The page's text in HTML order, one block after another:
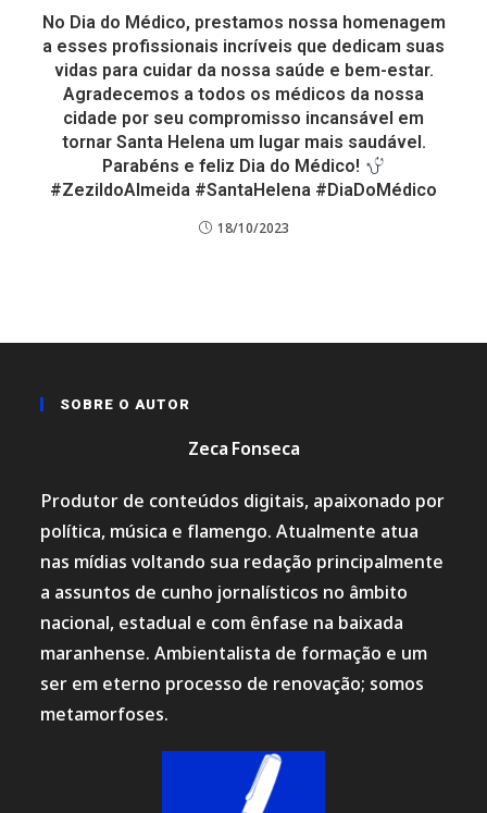
No Dia do Médico, prestamos nossa homenagem
a esses profissionais incríveis que dedicam suas
vidas para cuidar da nossa saúde e bem-estar.
Agradecemos a todos os médicos da nossa
cidade por seu compromisso incansável em
tornar Santa Helena um lugar mais saudável.
Parabéns e feliz Dia do Médico!
#ZezildoAlmeida #SantaHelena #DiaDoMédico
18/10/2023
SOBRE O AUTOR
Zeca Fonseca
Produtor de conteúdos digitais, apaixonado por
política, música e flamengo. Atualmente atua
nas mídias voltando sua redação principalmente
a assuntos de cunho jornalísticos no âmbito
nacional, estadual e com ênfase na baixada
maranhense. Ambientalista de formação e um
ser em eterno processo de renovação; somos
metamorfoses.